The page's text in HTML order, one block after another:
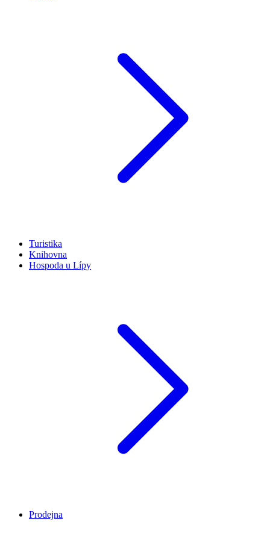
Turistika
Knihovna
Hospoda u Lípy
Prodejna